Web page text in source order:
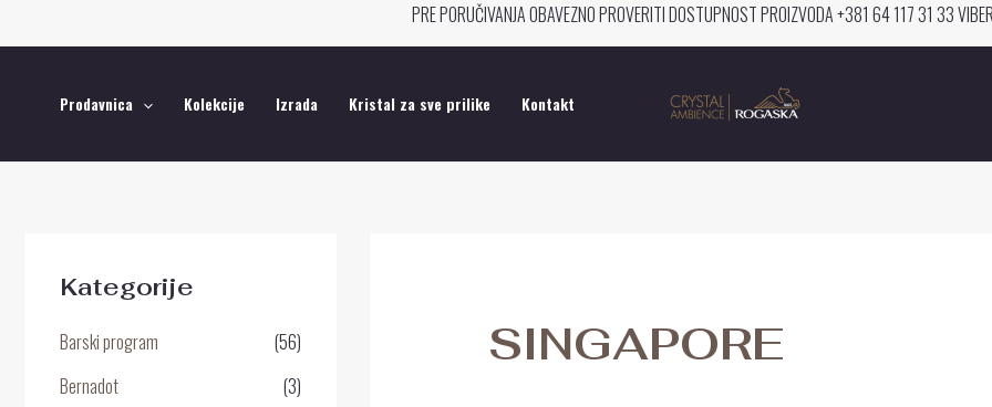
na
PRE PORUČIVANJA OBAVEZNO PROVERITI DOSTUPNOST PROIZVODA +381 64 117 31 33
Prodavnica Kolekcije Izrada Kristal za sve prilike Kontakt
Kategorije
Barski program
(56)
Bernadot
(3)
SINGAPORE